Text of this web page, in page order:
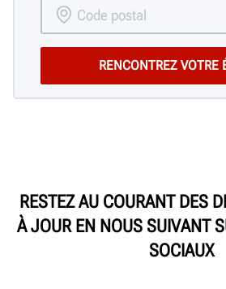
RESTEZ AU COURANT DES
À JOUR EN NOUS SUIVANT
SOCIAUX